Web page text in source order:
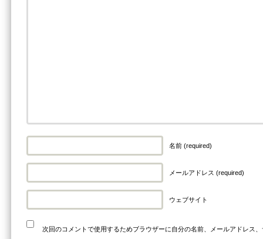
名前 (required)
メールアドレス (required)
ウェブサイト
次回のコメントで使用するためブラウザーに自分の名前、メールアドレス